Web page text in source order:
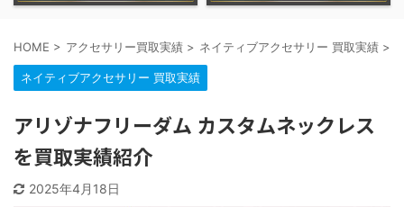
HOME > アクセサリー買取実績 > ネイティブアクセサリー 買取実績 >
ネイティブアクセサリー 買取実績
アリゾナフリーダム カスタムネックレス
を買取実績紹介
2025年4月18日